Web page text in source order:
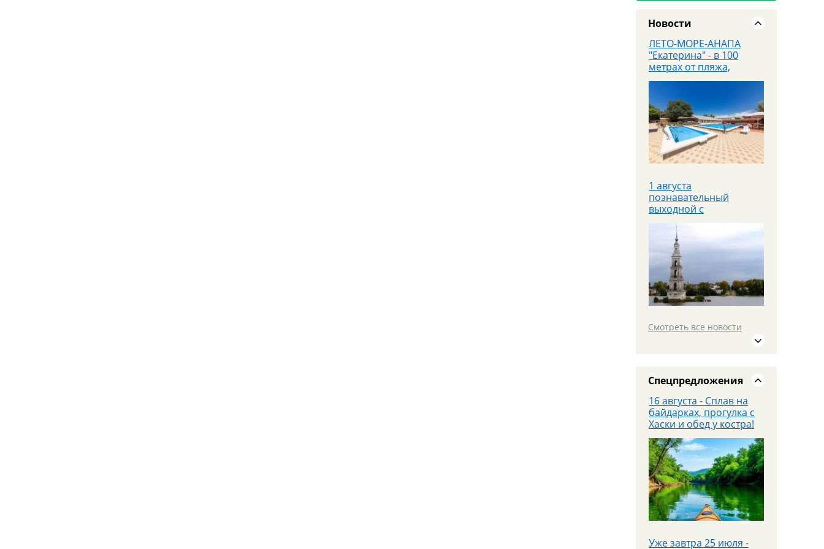
Новости
ЛЕТО-МОРЕ-АНАПА
"Екатерина" - в 100
метрах от пляжа,
завтраки входят в
стоимость
1 августа
познавательный
выходной с
19 июля едем в
25 июля - Приглашаем
на экскурсионный тур в
Парк «Патриот»!
Смотреть все новости
Спецпредложения
8.08 - Скидка на тур
"Семь Сталинских
сестер. Легенды
высоток Москвы"
16 августа - Сплав на
байдарках, прогулка с
Хаски и обед у костра!
Уже завтра 25 июля -